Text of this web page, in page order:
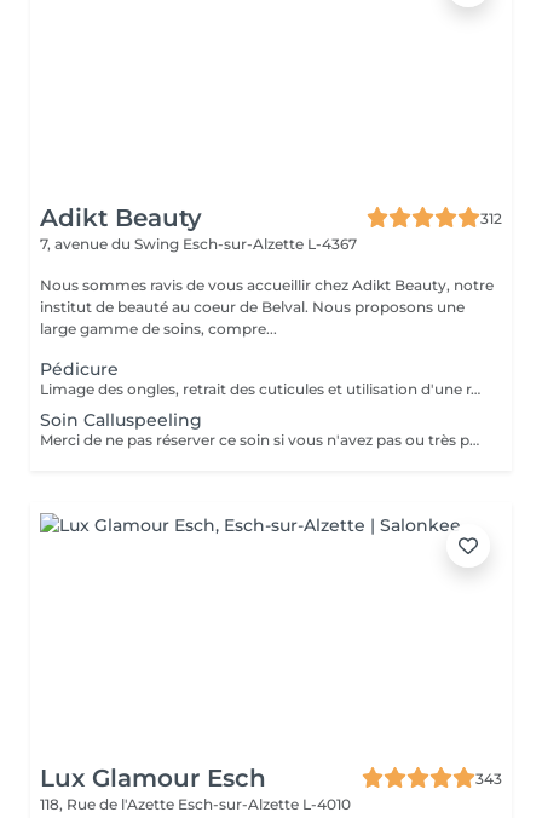
Adikt Beauty
312
7, avenue du Swing Esch-sur-Alzette L-4367
Nous sommes ravis de vous accueillir chez Adikt Beauty, notre
institut de beauté au coeur de Belval. Nous proposons une
large gamme de soins, compre...
Pédicure
Limage des ongles, retrait des cuticules et utilisation d'une râpe spécifique pour éliminer les callosités
Soin Calluspeeling
Merci de ne pas réserver ce soin si vous n'avez pas ou très peu de callosités !!! Limage des ongles, retrait des cuticules, application du soin Calluspeeling qui va éliminer les callosités afin de retrouver des pieds lisses, doux et hydratés. Contre-indications : coupures, ampoules, hyperhidrose, peau irritée, diabète, grossesse (se diriger vers la pédicure)
Lux Glamour Esch
343
118, Rue de l'Azette Esch-sur-Alzette L-4010